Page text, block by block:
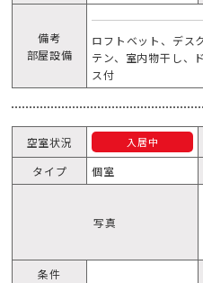
備考
部屋設備
ロフトベット、デス
テン、室内物干し、
ス付
空室状況 入居中
タイプ
個室
写真
条件